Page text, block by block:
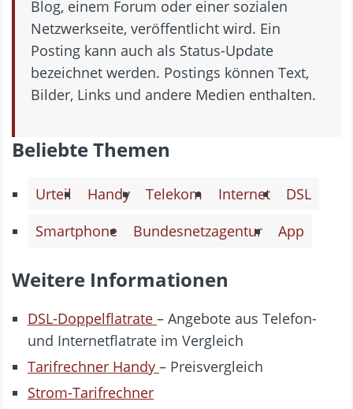
Blog, einem Forum oder einer sozialen
Netzwerkseite, veröffentlicht wird. Ein
Posting kann auch als Status-Update
bezeichnet werden. Postings können Text,
Bilder, Links und andere Medien enthalten.
Beliebte Themen
Urteil Handy Telekom Internet
DSL
Smartphone
Bundesnetzagentur App
Weitere Informationen
DSL-Doppelflatrate – Angebote aus Telefon-
und Internetflatrate im Vergleich
Tarifrechner Handy – Preisvergleich
Strom-Tarifrechner